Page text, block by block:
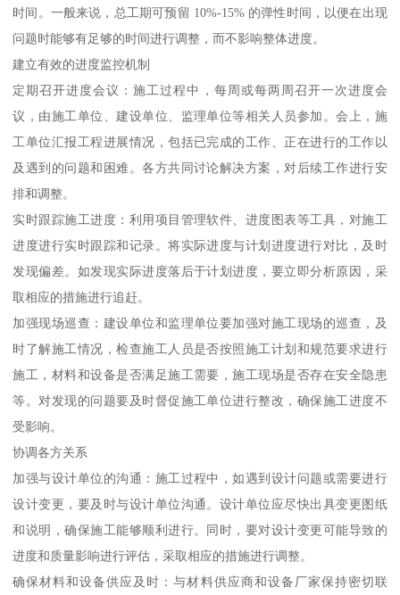
时间。一般来说，总工期可预留 10%-15% 的弹性时间，以便在出现
问题时能够有足够的时间进行调整，而不影响整体进度。
建立有效的进度监控机制
定期召开进度会议：施工过程中，每周或每两周召开一次进度会
议，由施工单位、建设单位、监理单位等相关人员参加。会上，施
工单位汇报工程进展情况，包括已完成的工作、正在进行的工作以
及遇到的问题和困难。各方共同讨论解决方案，对后续工作进行安
排和调整。
实时跟踪施工进度：利用项目管理软件、进度图表等工具，对施工
进度进行实时跟踪和记录。将实际进度与计划进度进行对比，及时
发现偏差。如发现实际进度落后于计划进度，要立即分析原因，采
取相应的措施进行追赶。
加强现场巡查：建设单位和监理单位要加强对施工现场的巡查，及
时了解施工情况，检查施工人员是否按照施工计划和规范要求进行
施工，材料和设备是否满足施工需要，施工现场是否存在安全隐患
等。对发现的问题要及时督促施工单位进行整改，确保施工进度不
受影响。
协调各方关系
加强与设计单位的沟通：施工过程中，如遇到设计问题或需要进行
设计变更，要及时与设计单位沟通。设计单位应尽快出具变更图纸
和说明，确保施工能够顺利进行。同时，要对设计变更可能导致的
进度和质量影响进行评估，采取相应的措施进行调整。
确保材料和设备供应及时：与材料供应商和设备厂家保持密切联